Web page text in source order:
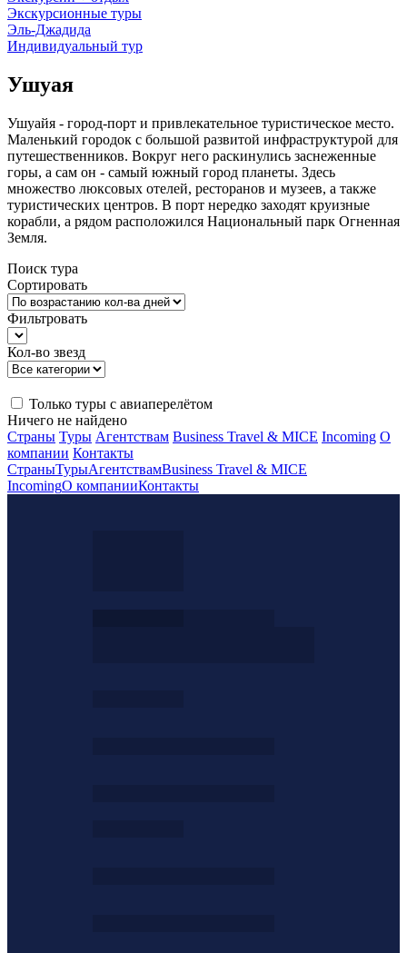
Экскурсионные туры
Эль-Джадида
Индивидуальный тур
Ушуая
Ушуайя - город-порт и привлекательное туристическое место.
Маленький городок с большой развитой инфраструктурой для
путешественников. Вокруг него раскинулись заснеженные
горы, а сам он - самый южный город планеты. Здесь
множество люксовых отелей, ресторанов и музеев, а также
туристических центров. В порт нередко заходят круизные
корабли, а рядом расположился Национальный парк Огненная
Земля.
Поиск тура
Сортировать
Фильтровать
Кол-во звезд
Только туры с авиаперелётом
Ничего не найдено
Страны Туры Агентствам Business Travel & MICE Incoming О
компании Контакты
СтраныТурыАгентствамBusiness Travel & MICE
IncomingО компанииКонтакты